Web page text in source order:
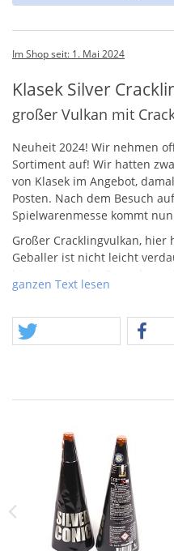
Im Shop seit: 1. Mai 2024
Klasek Silver
großer Vulkan mit
Neuheit 2024! Wir nehmen
Sortiment auf! Wir hatten
von Klasek im Angebot,
Posten. Nach dem Besuch
Spielwarenmesse kommt
Großer Cracklingvulkan, hier
Geballer ist nicht leicht
gesprochen wird. Es ist
33 Sekunden.
ganzen Text lesen